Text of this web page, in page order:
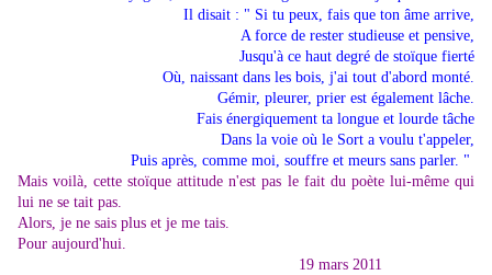
Il disait : " Si tu peux, fais que ton âme arrive,
A force de rester studieuse et pensive,
Jusqu'à ce haut degré de stoïque fierté
Où, naissant dans les bois, j'ai tout d'abord monté.
Gémir, pleurer, prier est également lâche.
Fais énergiquement ta longue et lourde tâche
Dans la voie où le Sort a voulu t'appeler,
Puis après, comme moi, souffre et meurs sans parler. "
Mais voilà, cette stoïque attitude n'est pas le fait du poète lui-même qui
lui ne se tait pas.
Alors, je ne sais plus et je me tais.
Pour aujourd'hui.
19 mars 2011